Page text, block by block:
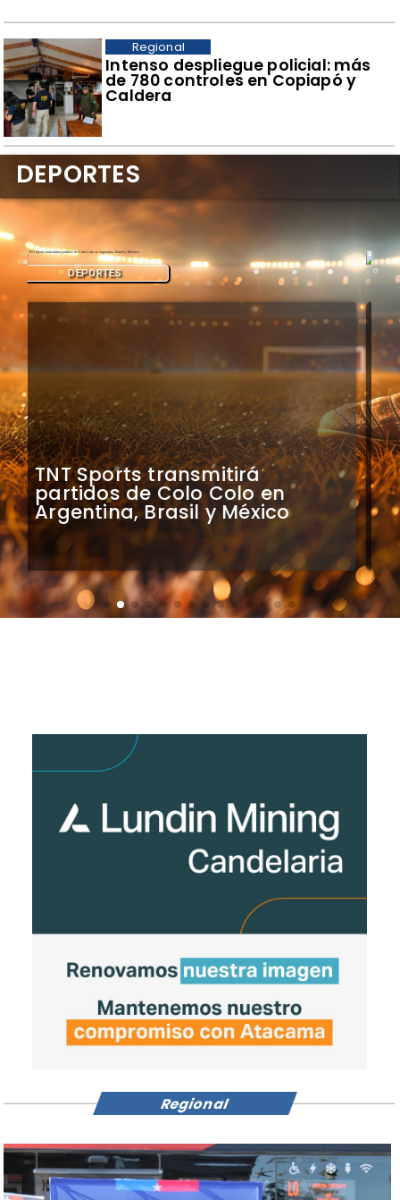
Intenso despliegue policial: más
de 780 controles en Copiapó y
Caldera
Regional
Mauricio Pinilla compara a
Colo Colo con Real Madrid de
Sudamérica
DEPORTES
DEPORTES
Regional